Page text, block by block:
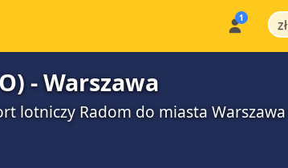
zł
- Warszawa
lotniczy Radom do miasta Warszawa